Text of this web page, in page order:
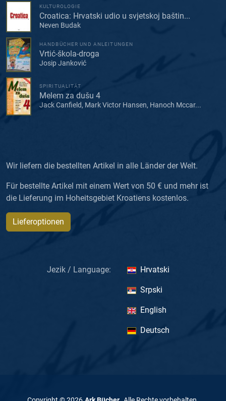
KULTUROLOGIE
Croatica: Hrvatski udio u svjetskoj baštin...
Neven Budak
HANDBÜCHER UND ANLEITUNGEN
Vrtić-škola-droga
Josip Janković
SPIRITUALITÄT
Melem za dušu 4
Jack Canfield, Mark Victor Hansen, Hanoch Mccar...
Wir liefern die bestellten Artikel in alle Länder der Welt.
Für bestellte Artikel mit einem Wert von 50 € und mehr ist
die Lieferung im Hoheitsgebiet Kroatiens kostenlos.
Lieferoptionen
Jezik / Language: Hrvatski
Srpski
English
Deutsch